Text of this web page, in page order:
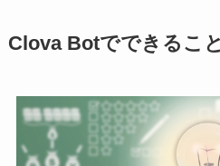
Clova Botでできるこ